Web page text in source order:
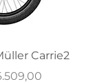
Carrie2